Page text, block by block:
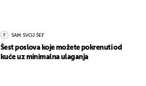
SAM SVOJ ŠEF
Šest poslova koje možete pokrenuti od
kuće uz minimalna ulaganja